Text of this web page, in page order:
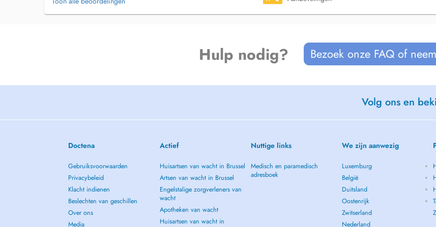
Littekencorrecties
Correctie van aangezichtsverlamming
Hulp nodig? Bezoek onze FAQ of
Volg ons en
Doctena
Gebruiksvoorwaarden
Privacybeleid
Klacht indienen
Beslechten van geschillen
Over ons
Media
Actief
Huisartsen van wacht in Brussel
Artsen van wacht in Brussel
Engelstalige zorgverleners van
wacht
Apotheken van wacht
Huisartsen van wacht in
Nuttige links
Medisch en paramedisch
adresboek
We zijn aanwezig
Luxemburg
België
Duitsland
Oostenrijk
Zwitserland
Nederland